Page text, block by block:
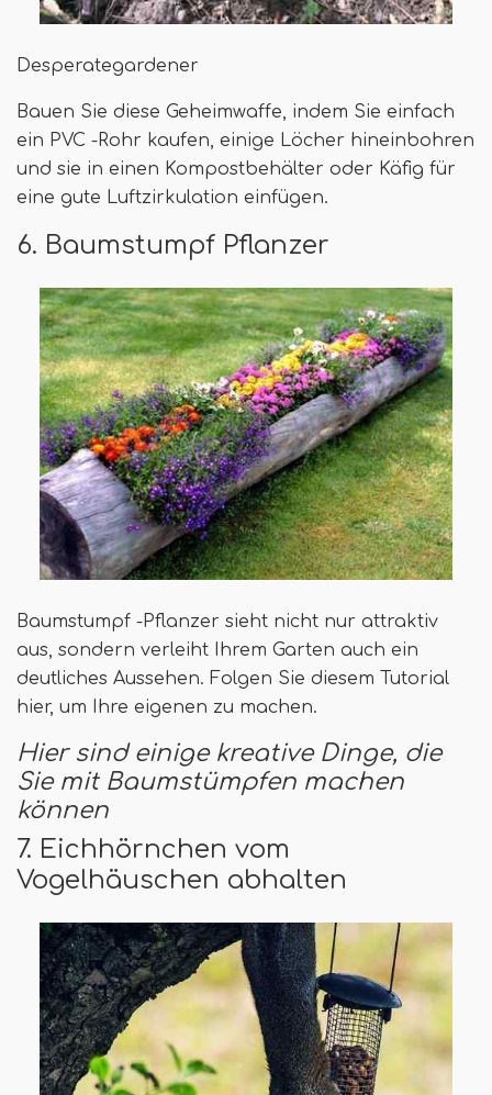
Desperategardener
Bauen Sie diese Geheimwaffe, indem Sie einfach
ein PVC -Rohr kaufen, einige Löcher hineinbohren
und sie in einen Kompostbehälter oder Käfig für
eine gute Luftzirkulation einfügen.
6. Baumstumpf Pflanzer
Baumstumpf -Pflanzer sieht nicht nur attraktiv
aus, sondern verleiht Ihrem Garten auch ein
deutliches Aussehen. Folgen Sie diesem Tutorial
hier, um Ihre eigenen zu machen.
Hier sind einige kreative Dinge, die
Sie mit Baumstümpfen machen
können
7. Eichhörnchen vom
Vogelhäuschen abhalten